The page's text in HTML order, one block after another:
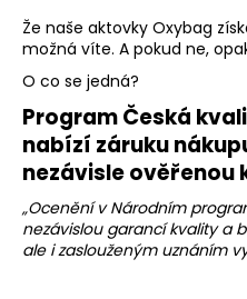
Že naše aktovky Oxybag
možná víte. A pokud ne,
O co se jedná?
Program Česká
nabízí záruku
nezávisle ověřenou
„Ocenění v Národním
nezávislou garancí kvality a
ale i zaslouženým uznáním
e
t
e
n
a
j
t
?